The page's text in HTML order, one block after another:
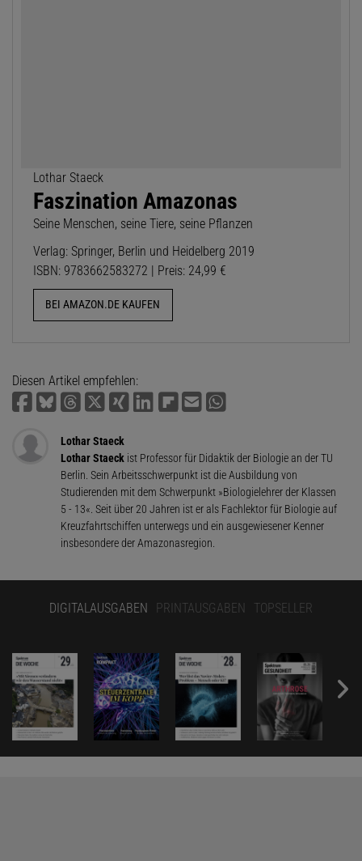
Lothar Staeck
Faszination Amazonas
Seine Menschen, seine Tiere, seine Pflanzen
Verlag: Springer, Berlin und Heidelberg 2019
ISBN: 9783662583272 | Preis: 24,99 €
BEI AMAZON.DE KAUFEN
Diesen Artikel empfehlen:
Lothar Staeck
Lothar Staeckist Professor für Didaktik der Biologie an der TU
Berlin. Sein Arbeitsschwerpunkt ist die Ausbildung von
Studierenden mit dem Schwerpunkt »Biologielehrer der Klassen
5 - 13«. Seit über 20 Jahren ist er als Fachlektor für Biologie auf
Kreuzfahrtschiffen unterwegs und ein ausgewiesener Kenner
insbesondere der Amazonasregion.
DIGITALAUSGABEN PRINTAUSGABEN TOPSELLER